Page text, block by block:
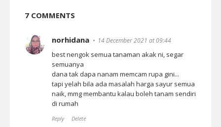
7 COMMENTS
norhidana 14 December 2021 at 09:44
best nengok semua tanaman akak ni, segar
semuanya
dana tak dapa nanam memcam rupa gini...
tapi yelah bila ada masalah harga sayur semua
naik, mmg membantu kalau boleh tanam sendiri
di rumah
Reply Delete